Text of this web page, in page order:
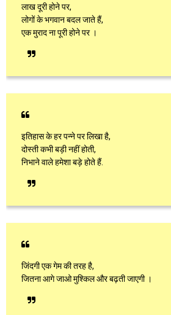
लाख दूरी होने पर,
लोगों के भगवान बदल जाते हैं,
एक मुराद ना पूरी होने पर ।
इतिहास के हर पन्ने पर लिखा है,
दोस्ती कभी बड़ी नहीं होती,
निभाने वाले हमेशा बड़े होते हैं.
जिंदगी एक गेम की तरह है,
जितना आगे जाओ मुश्किल और बढ़ती जाएगी ।